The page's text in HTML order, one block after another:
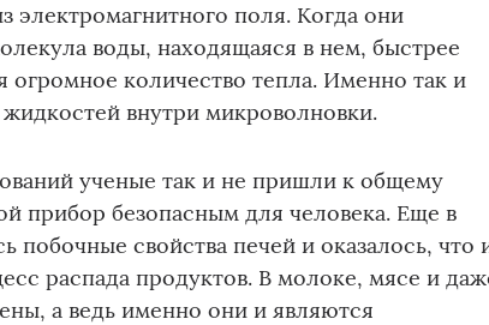
электромагнитного поля. Когда они
воды, находящаяся в нем, быстрее
огромное количество тепла. Именно так и
внутри микроволновки.
ученые так и не пришли к общему
прибор безопасным для человека. Еще в
побочные свойства печей и оказалось, что
распада продуктов. В молоке, мясе и
а ведь именно они и являются